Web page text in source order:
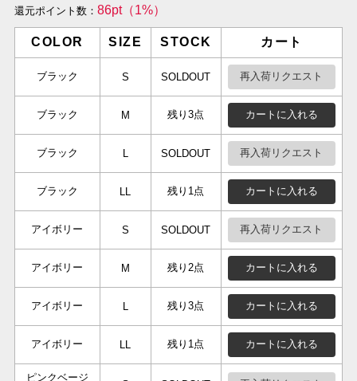
還元ポイント数： 86pt（1%）
COLOR SIZE STOCK カート
ブラック S SOLDOUT 再入荷リクエスト
ブラック M 残り3点 カートに入れる
ブラック SOLDOUT 再入荷リクエスト
ブラック 残り1点 カートに入れる
アイボリー S SOLDOUT 再入荷リクエスト
アイボリー M 残り2点 カートに入れる
アイボリー 残り3点 カートに入れる
アイボリー 残り1点 カートに入れる
ピンクベージ